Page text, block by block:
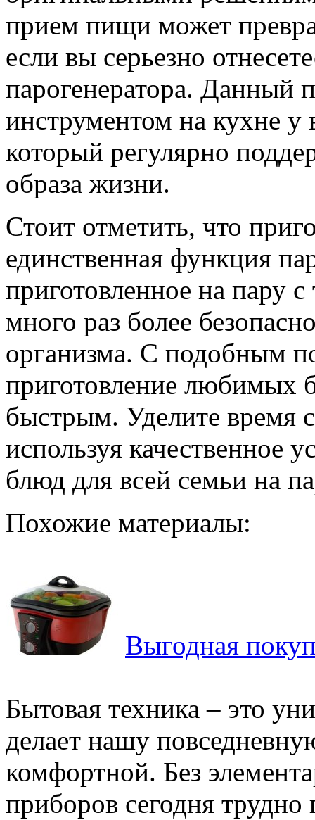
прием пищи может
если вы серьезно
парогенератора. Данный
инструментом на кухне у
который регулярно
образа жизни.
Стоит отметить, что
единственная функция
приготовленное на пару
много раз более
организма. С подобным
приготовление любимых
быстрым. Уделите время
используя качественное
блюд для всей семьи на
Похожие материалы:
Выгодная
Бытовая техника – это
делает нашу
комфортной. Без
приборов сегодня трудно